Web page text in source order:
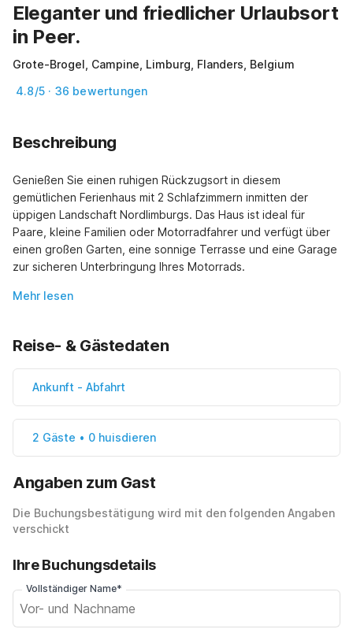
Eleganter und friedlicher Urlaubsort
in Peer.
Grote-Brogel, Campine, Limburg, Flanders, Belgium
4.8/5 · 36 bewertungen
Beschreibung
Genießen Sie einen ruhigen Rückzugsort in diesem
gemütlichen Ferienhaus mit 2 Schlafzimmern inmitten der
üppigen Landschaft Nordlimburgs. Das Haus ist ideal für
Paare, kleine Familien oder Motorradfahrer und verfügt über
einen großen Garten, eine sonnige Terrasse und eine Garage
zur sicheren Unterbringung Ihres Motorrads.
Mehr lesen
Reise- & Gästedaten
Ankunft - Abfahrt
2 Gäste • 0 huisdieren
Angaben zum Gast
Die Buchungsbestätigung wird mit den folgenden Angaben
verschickt
Ihre Buchungsdetails
Vollständiger Name*